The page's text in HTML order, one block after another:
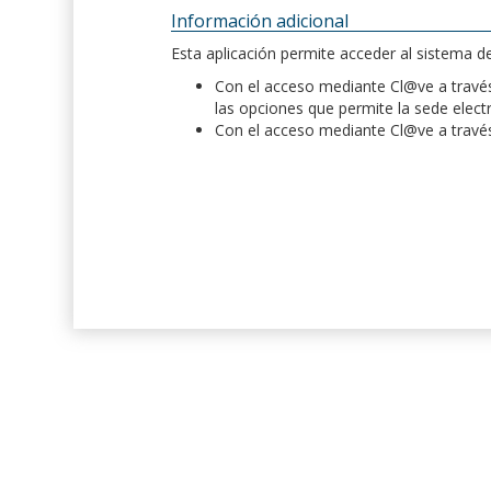
Información adicional
Esta aplicación permite acceder al sistema
Con el acceso mediante Cl@ve a
las opciones que permite la sede
Con el acceso mediante Cl@ve a